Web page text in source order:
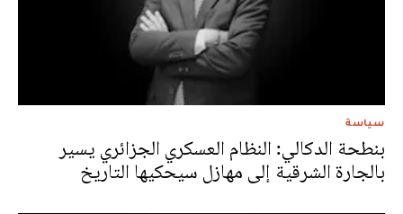
سياسة
بنطحة الدكالي: النظام العسكري الجزائري يسير
بالجارة الشرقية إلى مهازل سيحكيها التاريخ